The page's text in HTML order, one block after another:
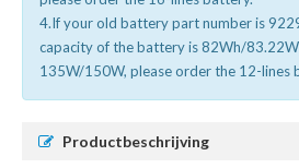
4.If your old battery part number is
capacity of the battery is 82Wh/
135W/150W, please order the 12-lines
Productbeschrijving